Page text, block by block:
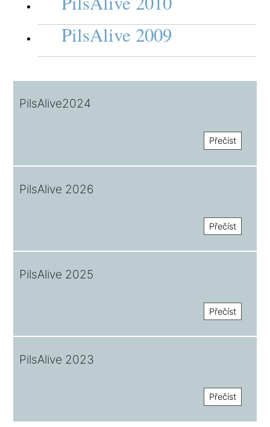
PilsAlive 2009
PilsAlive2024
Přečíst
PilsAlive 2026
Přečíst
PilsAlive 2025
Přečíst
PilsAlive 2023
Přečíst